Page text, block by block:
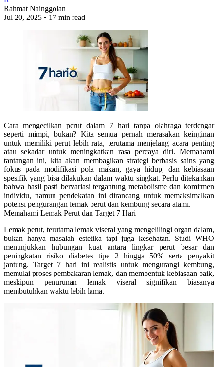
Rahmat Nainggolan
Jul 20, 2025 • 17 min read
Cara mengecilkan perut dalam 7 hari tanpa olahraga terdengar
seperti mimpi, bukan? Kita semua pernah merasakan keinginan
untuk memiliki perut lebih rata, terutama menjelang acara penting
atau sekadar untuk meningkatkan rasa percaya diri. Memahami
tantangan ini, kita akan membagikan strategi berbasis sains yang
fokus pada modifikasi pola makan, gaya hidup, dan kebiasaan
spesifik yang bisa dilakukan dalam waktu singkat.Perlu ditekankan
bahwa hasil pasti bervariasi tergantung metabolisme dan komitmen
individu, namun pendekatan ini dirancang untuk memaksimalkan
potensi pengurangan lemak perut dan kembung secara alami.
Memahami Lemak Perut dan Target 7 Hari
Lemak perut, terutama lemak viseral yang mengelilingi organ dalam,
bukan hanya masalah estetika tapi juga kesehatan. Studi WHO
menunjukkan hubungan kuat antara lingkar perut besar dan
peningkatan risiko diabetes tipe 2 hingga 50% serta penyakit
jantung. Target 7 hari ini realistis untuk mengurangi kembung,
memulai proses pembakaran lemak, dan membentuk kebiasaan baik,
meskipun penurunan lemak viseral signifikan biasanya
membutuhkan waktu lebih lama.